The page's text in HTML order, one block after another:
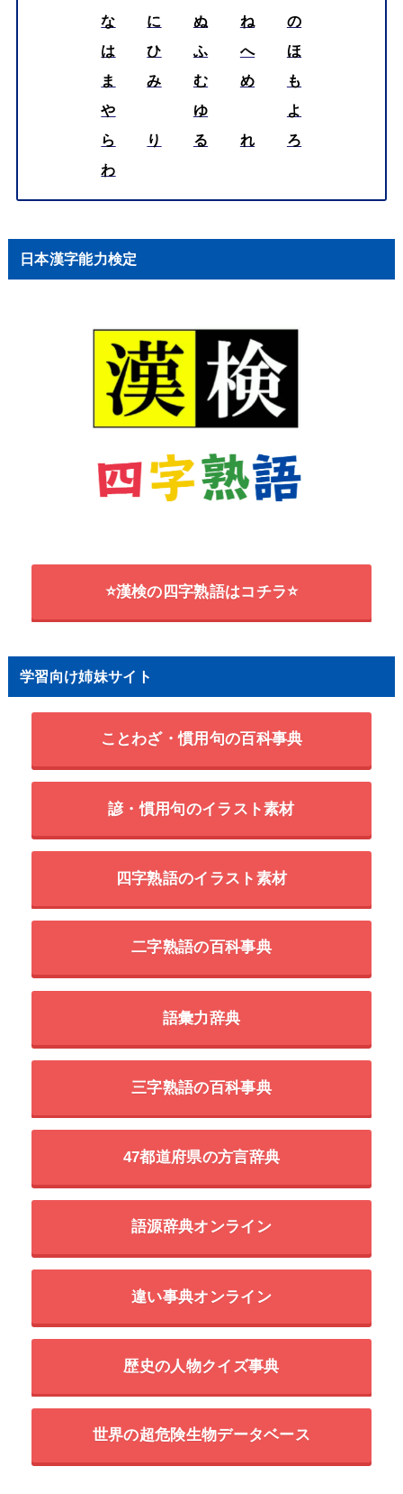
な
に ぬ ね
の
は
ひ ふ へ
ほ
ま
み む め
も
や
ゆ
よ
ら
り る れ
ろ
わ
日本漢字能力検定
⭐漢検の四字熟語はコチラ⭐
学習向け姉妹サイト
ことわざ・慣用句の百科事典
諺・慣用句のイラスト素材
四字熟語のイラスト素材
二字熟語の百科事典
語彙力辞典
三字熟語の百科事典
47都道府県の方言辞典
語源辞典オンライン
違い事典オンライン
歴史の人物クイズ事典
世界の超危険生物データベース